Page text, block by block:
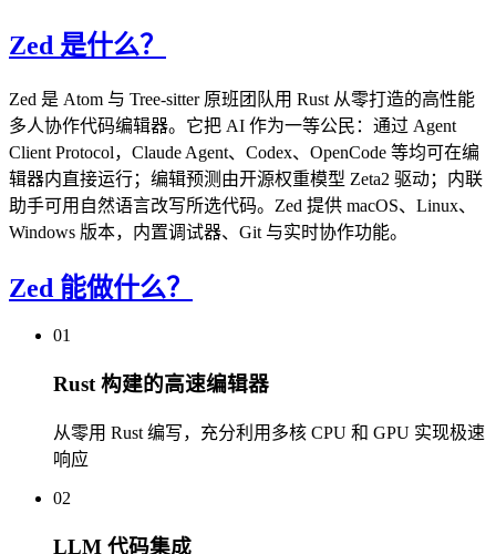
Zed 是什么？
Zed 是 Atom 与 Tree-sitter 原班团队用 Rust 从零打造的高性能
多人协作代码编辑器。它把 AI 作为一等公民：通过 Agent
Client Protocol，Claude Agent、Codex、OpenCode 等均可在编
辑器内直接运行；编辑预测由开源权重模型 Zeta2 驱动；内联
助手可用自然语言改写所选代码。Zed 提供 macOS、Linux、
Windows 版本，内置调试器、Git 与实时协作功能。
Zed 能做什么？
01
Rust 构建的高速编辑器
从零用 Rust 编写，充分利用多核 CPU 和 GPU 实现极速
响应
02
LLM 代码集成